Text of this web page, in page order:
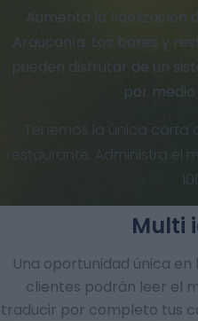
Aumenta la fidelización
Araucanía. Los bares y
pueden disfrutar de un
por
Tenemos la única
restaurante. Administra el
Una oportunidad única en
clientes podrán leer el
traducir por completo tus
Multi